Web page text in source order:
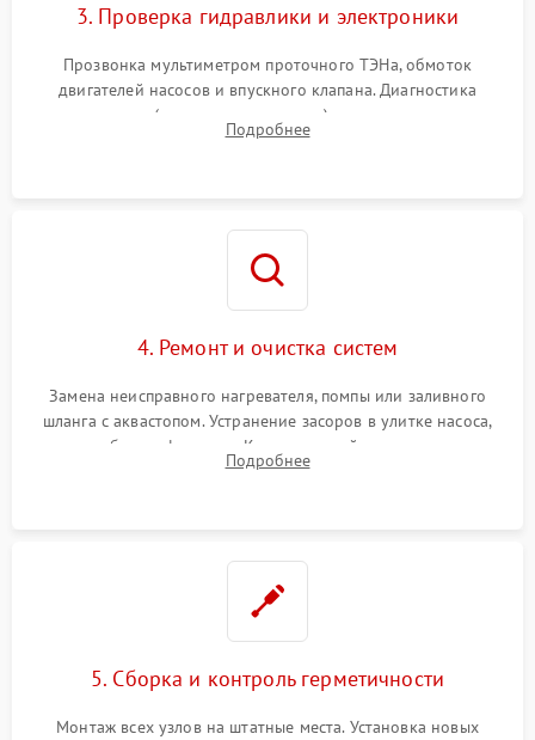
3. Проверка гидравлики и электроники
Прозвонка мультиметром проточного ТЭНа, обмоток
двигателей насосов и впускного клапана. Диагностика
прессостата (датчика уровня воды), датчика мутности,
концевика дверцы и электронного модуля управления.
Подробнее
4. Ремонт и очистка систем
Замена неисправного нагревателя, помпы или заливного
шланга с аквастопом. Устранение засоров в улитке насоса,
патрубках и фильтрах. Компонентный ремонт платы
управления, восстановление поврежденной проводки.
Подробнее
5. Сборка и контроль герметичности
Монтаж всех узлов на штатные места. Установка новых